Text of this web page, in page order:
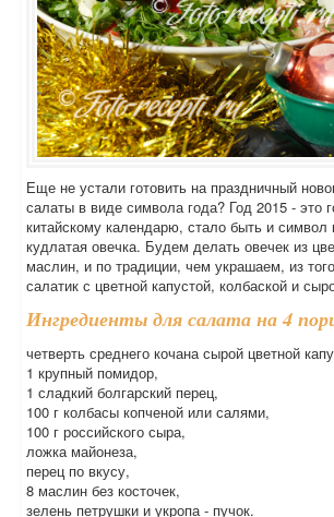
Еще не устали готовить на праздничный
салаты в виде символа года? Год 2015 - это
китайскому календарю, стало быть и символ
кудлатая овечка. Будем делать овечек из
маслин, и по традиции, чем украшаем, из
салатик с цветной капустой, колбаской и
Ингредиенты для салата на 4
четверть среднего кочана сырой цветной
1 крупный помидор,
1 сладкий болгарский перец,
100 г колбасы копченой или салями,
100 г российского сыра,
ложка майонеза,
перец по вкусу,
8 маслин без косточек,
зелень петрушки и укропа - пучок.